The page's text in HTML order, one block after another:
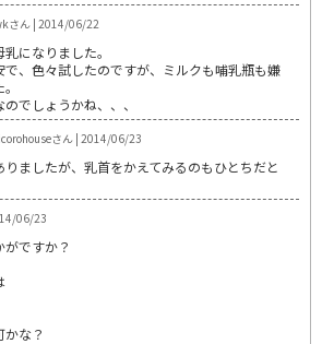
さん | 2014/06/22
になりました。
で、色々試したのですが、ミルクも哺乳瓶も嫌
でしょうかね、、、
さん | 2014/06/23
りましたが、乳首をかえてみるのもひとちだと
06/23
ですか？
な？